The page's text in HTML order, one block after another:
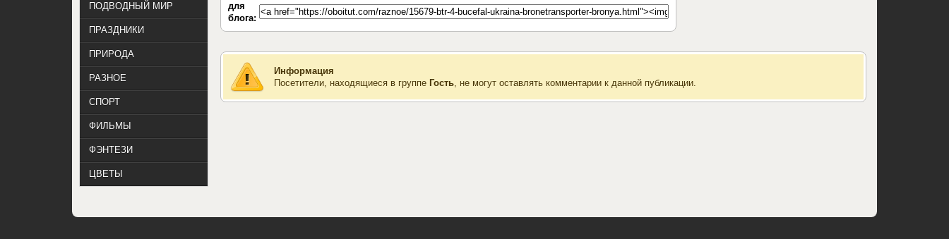
для
блога:
Информация
Посетители, находящиеся в группе Гость, не могут оставлять комментарии к данной публикации.
ПОДВОДНЫЙ МИР
ПРАЗДНИКИ
ПРИРОДА
РАЗНОЕ
СПОРТ
ФИЛЬМЫ
ФЭНТЕЗИ
ЦВЕТЫ